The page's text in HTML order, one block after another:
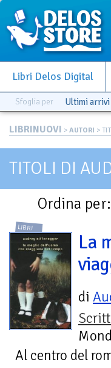
Libri Delos Digital
Sfoglia per Ultimi arrivi
LIBRINUOVI > AUTORI >
TITOLI DI
Ordina per:
LIBRI
La
di
Al centro del